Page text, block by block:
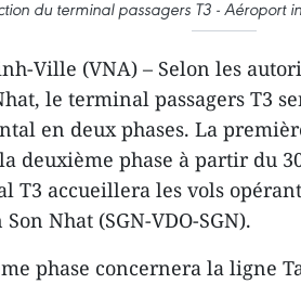
du terminal passagers T3 - Aéroport
Ville (VNA) – Selon les
le terminal passagers T3
en deux phases. La
deuxième phase à partir du
T3 accueillera les vols
Nhat (SGN-VDO-SGN).
phase concernera la ligne